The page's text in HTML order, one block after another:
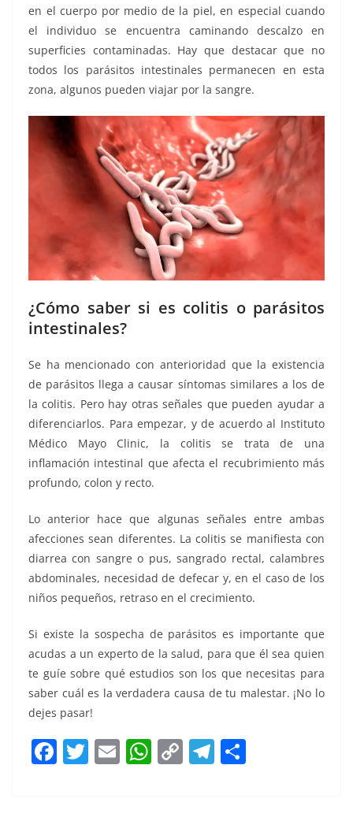
en el cuerpo por medio de la piel, en especial cuando
el individuo se encuentra caminando descalzo en
superficies contaminadas. Hay que destacar que no
todos los parásitos intestinales permanecen en esta
zona, algunos pueden viajar por la sangre.
¿Cómo saber si es colitis o parásitos
intestinales?
Se ha mencionado con anterioridad que la existencia
de parásitos llega a causar síntomas similares a los de
la colitis. Pero hay otras señales que pueden ayudar a
diferenciarlos. Para empezar, y de acuerdo al Instituto
Médico Mayo Clinic, la colitis se trata de una
inflamación intestinal que afecta el recubrimiento más
profundo, colon y recto.
Lo anterior hace que algunas señales entre ambas
afecciones sean diferentes. La colitis se manifiesta con
diarrea con sangre o pus, sangrado rectal, calambres
abdominales, necesidad de defecar y, en el caso de los
niños pequeños, retraso en el crecimiento.
Si existe la sospecha de parásitos es importante que
acudas a un experto de la salud, para que él sea quien
te guíe sobre qué estudios son los que necesitas para
saber cuál es la verdadera causa de tu malestar. ¡No lo
dejes pasar!
F T E W C T